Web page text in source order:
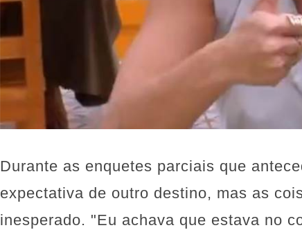
Durante as enquetes parciais que
expectativa de outro destino, mas as
inesperado. "Eu achava que estava no